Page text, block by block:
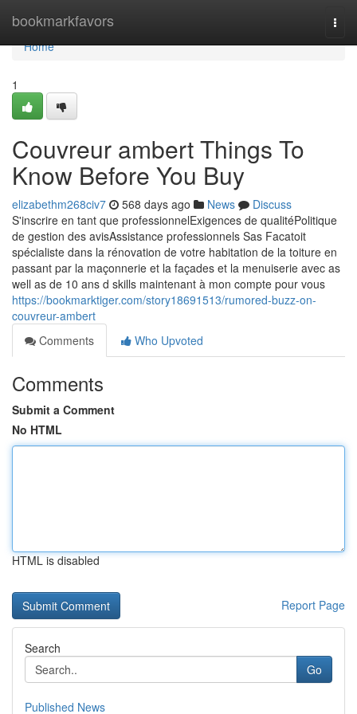
bookmarkfavors
Home
Home
1
Couvreur ambert Things To
Know Before You Buy
elizabethm268civ7 568 days ago News
Discuss
S'inscrire en tant que professionnelExigences de qualitéPolitique
de gestion des avisAssistance professionnels Sas Facatoit
spécialiste dans la rénovation de votre habitation de la toiture en
passant par la maçonnerie et la façades et la menuiserie avec as
well as de 10 ans d skills maintenant à mon compte pour vous
https://bookmarktiger.com/story18691513/rumored-buzz-on-
couvreur-ambert
Comments
Who Upvoted
Comments
Submit a Comment
No HTML
HTML is disabled
Report Page
Search
Go
Published News